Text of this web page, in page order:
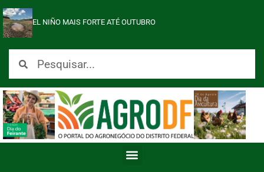
EL NIÑO MAIS FORTE ATÉ OUTUBRO